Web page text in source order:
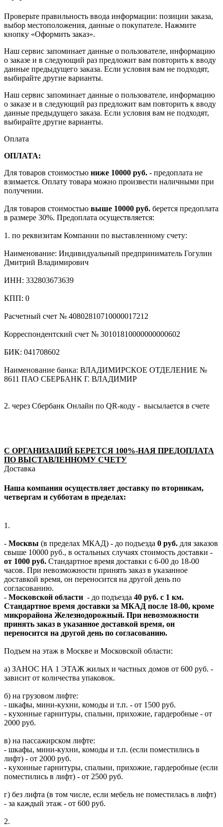
Проверьте правильность ввода информации: позиции заказа,
выбор местоположения, данные о покупателе. Нажмите
кнопку «Оформить заказ».
Наш сервис запоминает данные о пользователе, информацию
о заказе и в следующий раз предложит вам повторить к вводу
данные предыдущего заказа. Если условия вам не подходят,
выбирайте другие варианты.
Наш сервис запоминает данные о пользователе, информацию
о заказе и в следующий раз предложит вам повторить к вводу
данные предыдущего заказа. Если условия вам не подходят,
выбирайте другие варианты.
Оплата
ОПЛАТА:
Для товаров стоимостью ниже 10000 руб. - предоплата не
взимается. Оплату товара можно произвести наличными при
получении.
Для товаров стоимостью выше 10000 руб. берется предоплата
в размере 30%. Предоплата осуществляется:
1. по реквизитам Компании по выставленному счету:
Наименование: Индивидуальный предприниматель Гогулин
Дмитрий Владимирович
ИНН: 332803673639
КПП: 0
Расчетный счет № 40802810710000017212
Корреспондентский счет № 30101810000000000602
БИК: 041708602
Наименование банка: ВЛАДИМИРСКОЕ ОТДЕЛЕНИЕ №
8611 ПАО СБЕРБАНК Г. ВЛАДИМИР
2. через Сбербанк Онлайн по QR-коду - высылается в счете
С ОРГАНИЗАЦИЙ БЕРЕТСЯ 100%-НАЯ ПРЕДОПЛАТА
ПО ВЫСТАВЛЕННОМУ СЧЕТУ
Доставка
Наша компания осуществляет доставку по вторникам,
четвергам и субботам в пределах:
1.
- Москвы (в пределах МКАД) - до подъезда 0 руб. для заказов
свыше 10000 руб., в остальных случаях стоимость доставки -
от 1000 руб. Стандартное время доставки с 6-00 до 18-00
часов. При невозможности принять заказ в указанное
доставкой время, он переносится на другой день по
согласованию.
- Московской области - до подъезда 40 руб. с 1 км.
Стандартное время доставки за МКАД после 18-00, кроме
микрорайона Железнодорожный. При невозможности
принять заказ в указанное доставкой время, он
переносится на другой день по согласованию.
Подъем на этаж в Москве и Московской области:
а) ЗАНОС НА 1 ЭТАЖ жилых и частных домов от 600 руб. -
зависит от количества упаковок.
б) на грузовом лифте:
- шкафы, мини-кухни, комоды и т.п. - от 1500 руб.
- кухонные гарнитуры, спальни, прихожие, гардеробные - от
2000 руб.
в) на пассажирском лифте:
- шкафы, мини-кухни, комоды и т.п. (если поместились в
лифт) - от 2000 руб.
- кухонные гарнитуры, спальни, прихожие, гардеробные (если
поместились в лифт) - от 2500 руб.
г) без лифта (в том числе, если мебель не поместилась в лифт)
- за каждый этаж - от 600 руб.
2.